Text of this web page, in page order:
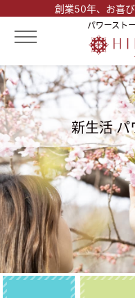
創業50年、 お喜
パワースト
新生活パ